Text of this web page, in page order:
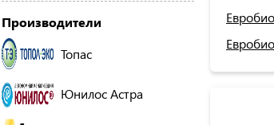
Производители
Топас
Юнилос Астра